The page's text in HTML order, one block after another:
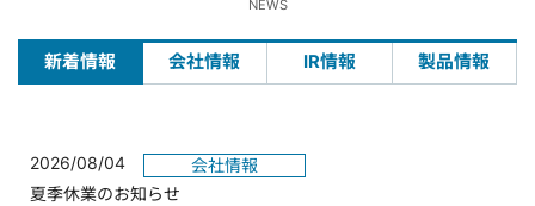
NEWS
新着情報 会社情報 IR情報 製品情報
2026/08/04
会社情報
夏季休業のお知らせ